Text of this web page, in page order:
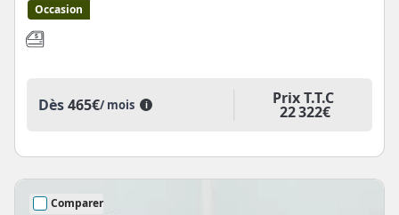
Occasion
Dès465€/ mois i Prix T.T.C
22 322€
Comparer